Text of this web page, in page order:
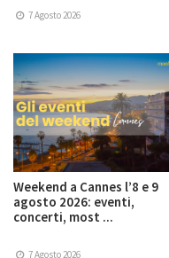
7 Agosto 2026
Weekend a Cannes l’8 e 9
agosto 2026: eventi,
concerti, most ...
7 Agosto 2026